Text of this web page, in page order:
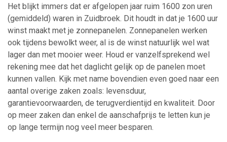
Het blijkt immers dat er afgelopen jaar ruim 1600 zon uren
(gemiddeld) waren in Zuidbroek. Dit houdt in dat je 1600 uur
winst maakt met je zonnepanelen. Zonnepanelen werken
ook tijdens bewolkt weer, al is de winst natuurlijk wel wat
lager dan met mooier weer. Houd er vanzelfsprekend wel
rekening mee dat het daglicht gelijk op de panelen moet
kunnen vallen. Kijk met name bovendien even goed naar een
aantal overige zaken zoals: levensduur,
garantievoorwaarden, de terugverdientijd en kwaliteit. Door
op meer zaken dan enkel de aanschafprijs te letten kun je
op lange termijn nog veel meer besparen.